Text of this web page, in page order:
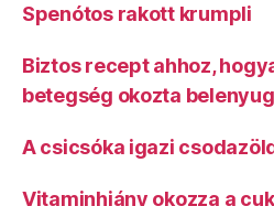
Spenótos rakott krumpli
Biztos recept ahhoz,
betegség okozta
A csicsóka igazi
Vitaminhiány okozza a